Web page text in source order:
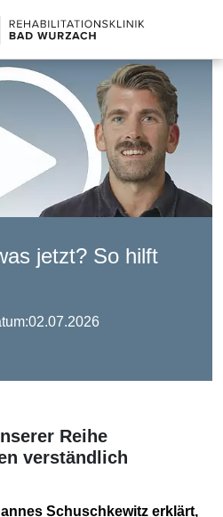
jetzt? So hilft
02.07.2026
Reihe
verständlich
Schuschkewitz erklärt,